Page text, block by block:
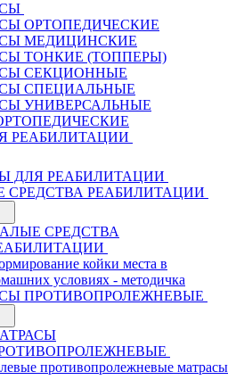
ОРТОПЕДИЧЕСКИЕ
МЕДИЦИНСКИЕ
ТОНКИЕ (ТОППЕРЫ)
СЕКЦИОННЫЕ
СПЕЦИАЛЬНЫЕ
УНИВЕРСАЛЬНЫЕ
РЕАБИЛИТАЦИИ
ДЛЯ РЕАБИЛИТАЦИИ
СРЕДСТВА РЕАБИЛИТАЦИИ
СРЕДСТВА
койки места в
условиях - методичка
ПРОТИВОПРОЛЕЖНЕВЫЕ
противопролежневые матрасы